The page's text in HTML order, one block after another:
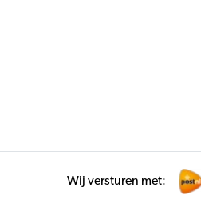
Wij versturen met: